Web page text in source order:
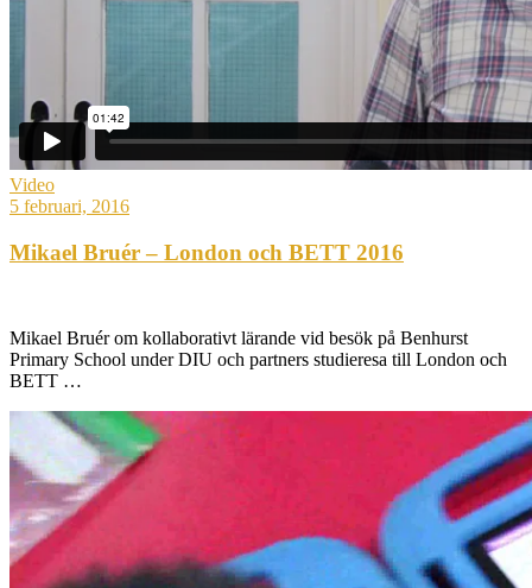
Video
5 februari, 2016
Mikael Bruér – London och BETT 2016
Mikael Bruér om kollaborativt lärande vid besök på Benhurst
Primary School under DIU och partners studieresa till London och
BETT …